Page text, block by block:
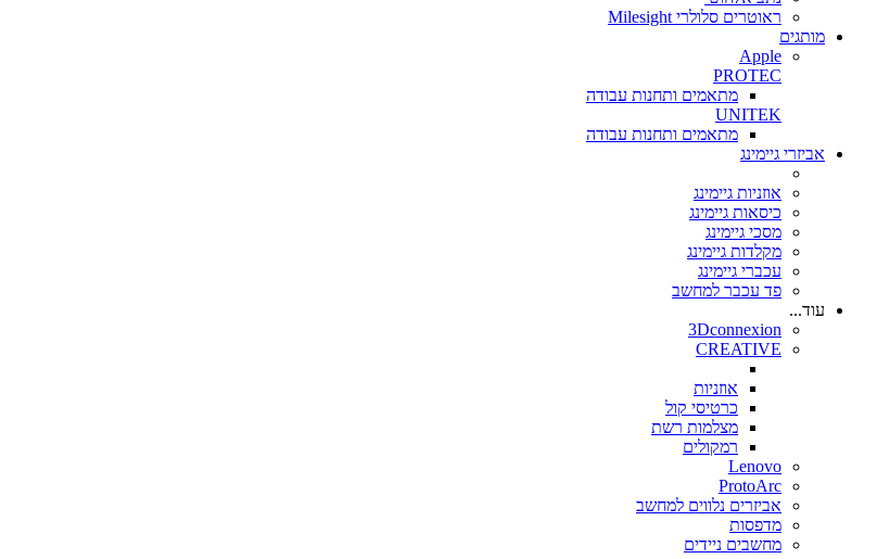
ראוטרים סלולרי Milesight
מותגים
Apple
PROTEC
מתאמים ותחנות עבודה
UNITEK
מתאמים ותחנות עבודה
אביזרי גיימינג
אוזניות גיימינג
כיסאות גיימינג
מסכי גיימינג
מקלדות גיימינג
עכברי גיימינג
פד עכבר למחשב
עוד...
3Dconnexion
CREATIVE
אוזניות
כרטיסי קול
מצלמות רשת
רמקולים
Lenovo
ProtoArc
אביזרים נלווים למחשב
מדפסות
מחשבים ניידים